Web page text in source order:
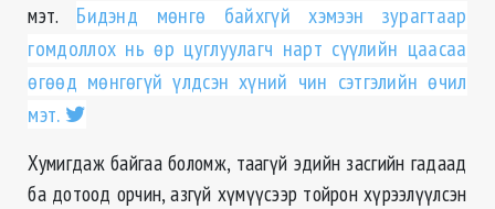
мэт. Бидэнд мөнгө байхгүй хэмээн зурагтаар
гомдоллох нь өр цуглуулагч нарт сүүлийн цаасаа
өгөөд мөнгөгүй үлдсэн хүний чин сэтгэлийн өчил
мэт.
Хумигдаж байгаа боломж, таагүй эдийн засгийн гадаад
ба дотоод орчин, азгүй хүмүүсээр тойрон хүрээлүүлсэн